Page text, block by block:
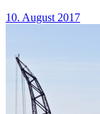
10. August 2017